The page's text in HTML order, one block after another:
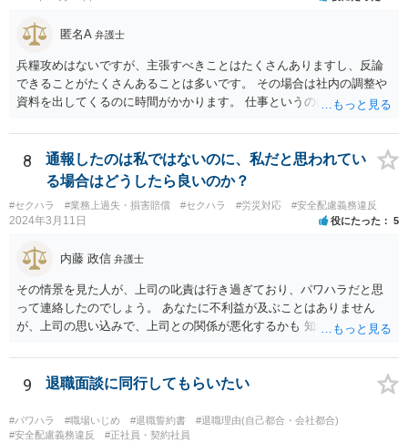
匿名A 弁護士
兵糧攻めはないですが、主張すべきことはたくさんありますし、反論
できることがたくさんあることは多いです。 その場合は社内の調整や
資料を出してくるのに時間がかかります。 仕事というのは平日の多く
をもっていますので。
8
通報したのは私ではないのに、私だと思われてい
る場合はどうしたら良いのか？
#セクハラ #業務上過失・損害賠償 #セクハラ #労災対応 #安全配慮義務違反
2024年3月11日 役にたった 5
内藤 政信 弁護士
その情景を見た人が、上司の叱責は行き過ぎており、パワハラだと思
って連絡したのでしょう。 あなたに不利益が及ぶことはありません
が、上司の思い込みで、上司との関係が悪化するかも 知れませんね。
9 退職面談に同行してもらいたい
#パワハラ #職場いじめ #退職誓約書
#退職理由(自己都合・会社都合)
#安全配慮義務違反
#正社員・契約社員